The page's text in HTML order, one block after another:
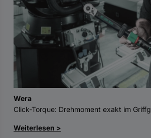
Wera
Click-Torque: Drehmoment exakt im Griffg
Weiterlesen >